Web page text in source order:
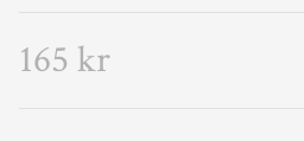
165 kr